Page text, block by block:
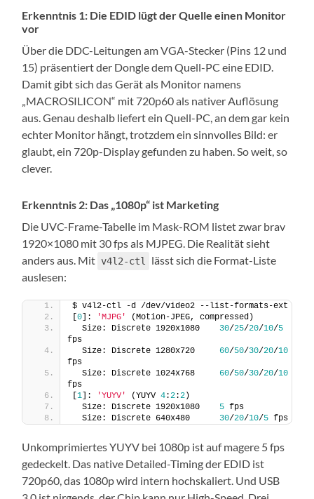
Erkenntnis 1: Die EDID lügt der Quelle einen Monitor
vor
Über die DDC-Leitungen am VGA-Stecker (Pins 12 und
15) präsentiert der Dongle dem Quell-PC eine EDID.
Damit gibt sich das Gerät als Monitor namens
„MACROSILICON“ mit 720p60 als nativer Auflösung
aus. Genau deshalb liefert ein Quell-PC, an dem gar kein
echter Monitor hängt, trotzdem ein sinnvolles Bild: er
glaubt, ein 720p-Display gefunden zu haben. So weit, so
clever.
Erkenntnis 2: Das „1080p“ ist Marketing
Die UVC-Frame-Tabelle im Mask-ROM listet zwar brav
1920×1080 mit 30 fps als MJPEG. Die Realität sieht
anders aus. Mit v4l2-ctl
lässt sich die Format-Liste
auslesen:
$ v4l2-ctl -d /dev/video2 --list-formats-ext
[0 ]: 'MJPG'
(Motion-JPEG, compressed)
  Size: Discrete 1920x1080
30/25/20/10/5
fps
  Size: Discrete 1280x720
60/50/30/20/10
fps
  Size: Discrete 1024x768
60/50/30/20/10
fps
[1 ]: 'YUYV' (YUYV 4:2:2 )
  Size: Discrete 1920x1080
5 fps
  Size: Discrete 640x480
30/20/10/5 fps
Unkomprimiertes YUYV bei 1080p ist auf magere 5 fps
gedeckelt. Das native Detailed-Timing der EDID ist
720p60, das 1080p wird intern hochskaliert. Und USB